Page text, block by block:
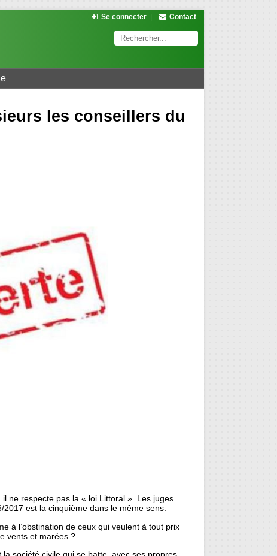
Se connecter Contact
les conseillers du
il ne respecte pas la « loi Littoral ». Les juges
est la cinquième dans le même sens.
à l’obstination de ceux qui veulent à tout prix
vents et marées ?